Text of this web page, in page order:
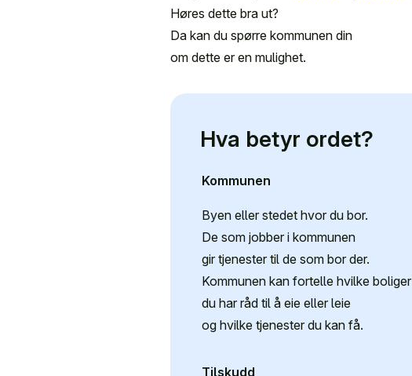
Høres dette bra ut?
Da kan du spørre kommunen din
om dette er en mulighet.
Hva betyr ordet?
Kommunen
Byen eller stedet hvor du bor.
De som jobber i kommunen
gir tjenester til de som bor der.
Kommunen kan fortelle hvilke boliger
du har råd til å eie eller leie
og hvilke tjenester du kan få.
Tilskudd